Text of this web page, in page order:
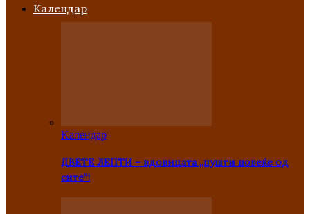
Kалендар
Kалендар
ДВЕТЕ ЛЕПТИ – вдовицата „пушти повеќе од
сите“!